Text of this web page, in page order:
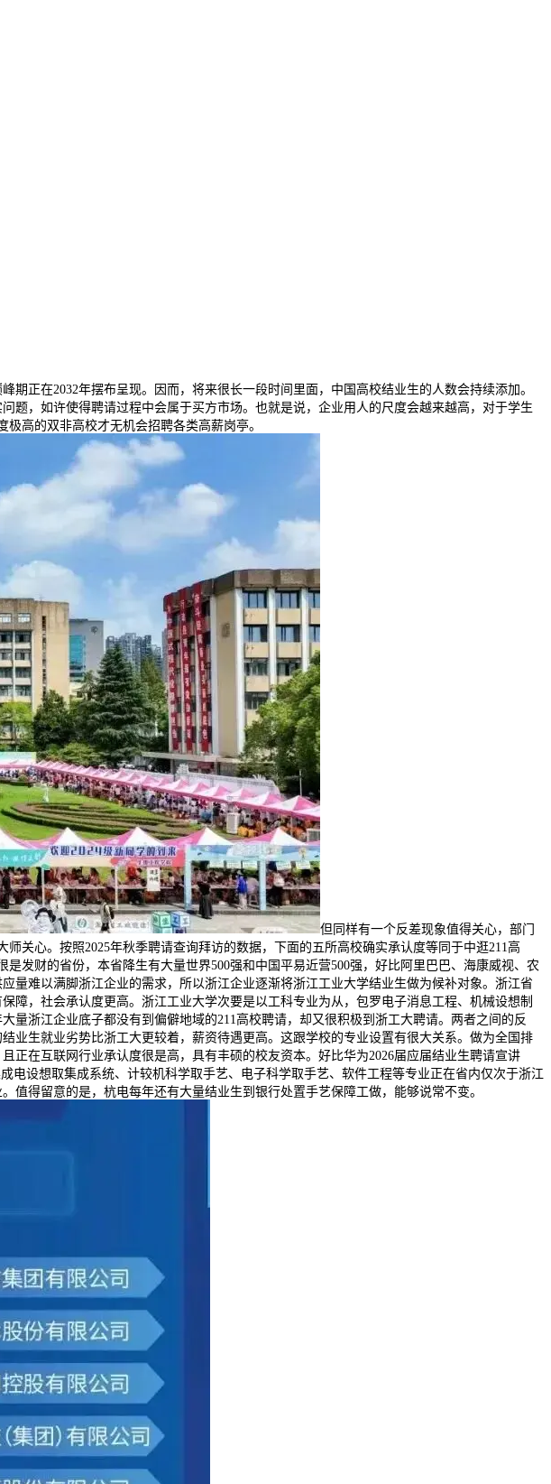
正在2032年摆布呈现。因而，将来很长一段时间里面，中国高校结业生的人数会持续添加。
题，如许使得聘请过程中会属于买方市场。也就是说，企业用人的尺度会越来越高，对于学生
高的双非高校才无机会招聘各类高薪岗亭。
但同样有一个反差现象值得关心，部门
关心。按照2025年秋季聘请查询拜访的数据，下面的五所高校确实承认度等同于中逛211高
发财的省份，本省降生有大量世界500强和中国平易近营500强，好比阿里巴巴、海康威视、农
量难以满脚浙江企业的需求，所以浙江企业逐渐将浙江工业大学结业生做为候补对象。浙江省
，社会承认度更高。浙江工业大学次要是以工科专业为从，包罗电子消息工程、机械设想制
浙江企业底子都没有到偏僻地域的211高校聘请，却又很积极到浙工大聘请。两者之间的反
业生就业劣势比浙工大更较着，薪资待遇更高。这跟学校的专业设置有很大关系。做为全国排
在互联网行业承认度很是高，具有丰硕的校友资本。好比华为2026届应届结业生聘请宣讲
设想取集成系统、计较机科学取手艺、电子科学取手艺、软件工程等专业正在省内仅次于浙江
得留意的是，杭电每年还有大量结业生到银行处置手艺保障工做，能够说常不变。